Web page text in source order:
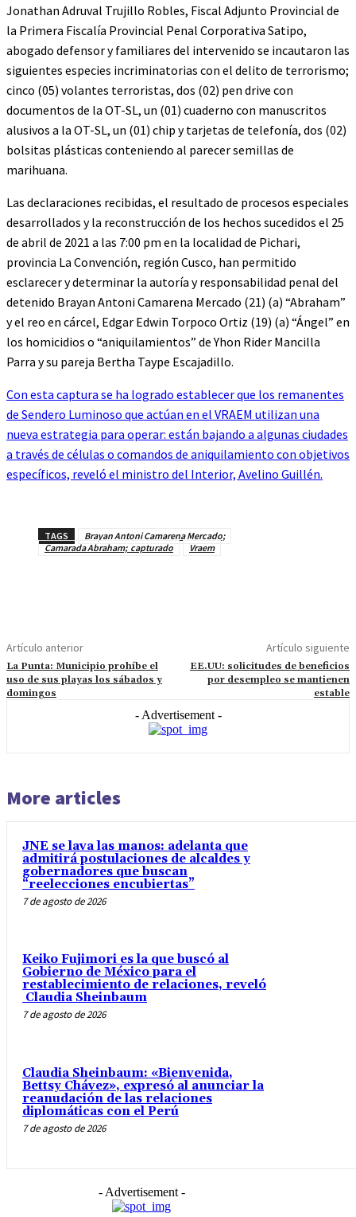
Jonathan Adruval Trujillo Robles, Fiscal Adjunto Provincial de
la Primera Fiscalía Provincial Penal Corporativa Satipo,
abogado defensor y familiares del intervenido se incautaron las
siguientes especies incriminatorias con el delito de terrorismo;
cinco (05) volantes terroristas, dos (02) pen drive con
documentos de la OT-SL, un (01) cuaderno con manuscritos
alusivos a la OT-SL, un (01) chip y tarjetas de telefonía, dos (02)
bolsitas plásticas conteniendo al parecer semillas de
marihuana.
Las declaraciones recibidas, el resultado de procesos especiales
desarrollados y la reconstrucción de los hechos sucedidos el 25
de abril de 2021 a las 7:00 pm en la localidad de Pichari,
provincia La Convención, región Cusco, han permitido
esclarecer y determinar la autoría y responsabilidad penal del
detenido Brayan Antoni Camarena Mercado (21) (a) “Abraham”
y el reo en cárcel, Edgar Edwin Torpoco Ortiz (19) (a) “Ángel” en
los homicidios o “aniquilamientos” de Yhon Rider Mancilla
Parra y su pareja Bertha Taype Escajadillo.
Con esta captura se ha logrado establecer que los remanentes
de Sendero Luminoso que actúan en el VRAEM utilizan una
nueva estrategia para operar: están bajando a algunas ciudades
a través de células o comandos de aniquilamiento con objetivos
específicos, reveló el ministro del Interior, Avelino Guillén.
TAGS
Brayan Antoni Camarena Mercado;
Camarada Abraham; capturado
Vraem
Artículo anterior
La Punta: Municipio prohíbe el
uso de sus playas los sábados y
domingos
Artículo siguiente
EE.UU: solicitudes de beneficios
por desempleo se mantienen
estable
- Advertisement -
More articles
JNE se lava las manos: adelanta que
admitirá postulaciones de alcaldes y
gobernadores que buscan
“reelecciones encubiertas”
7 de agosto de 2026
Keiko Fujimori es la que buscó al
Gobierno de México para el
restablecimiento de relaciones, reveló
Claudia Sheinbaum
7 de agosto de 2026
Claudia Sheinbaum: «Bienvenida,
Bettsy Chávez», expresó al anunciar la
reanudación de las relaciones
diplomáticas con el Perú
7 de agosto de 2026
- Advertisement -